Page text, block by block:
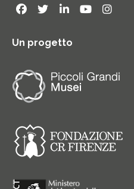
Un progetto